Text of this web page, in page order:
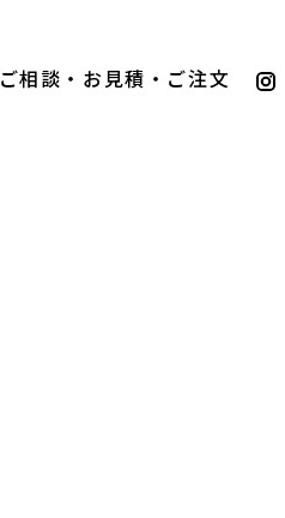
ご相談・お見積・ご注文